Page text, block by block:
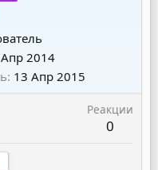
2014
13 Апр 2015
Реакции
0